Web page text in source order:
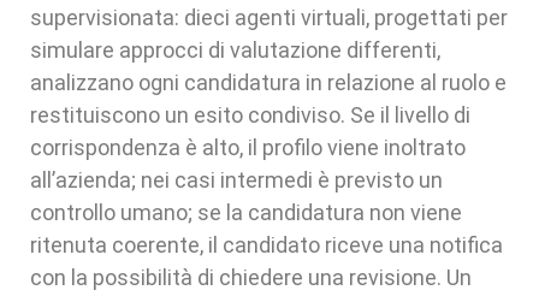
supervisionata: dieci agenti virtuali, progettati per
simulare approcci di valutazione differenti,
analizzano ogni candidatura in relazione al ruolo e
restituiscono un esito condiviso. Se il livello di
corrispondenza è alto, il profilo viene inoltrato
all’azienda; nei casi intermedi è previsto un
controllo umano; se la candidatura non viene
ritenuta coerente, il candidato riceve una notifica
con la possibilità di chiedere una revisione. Un